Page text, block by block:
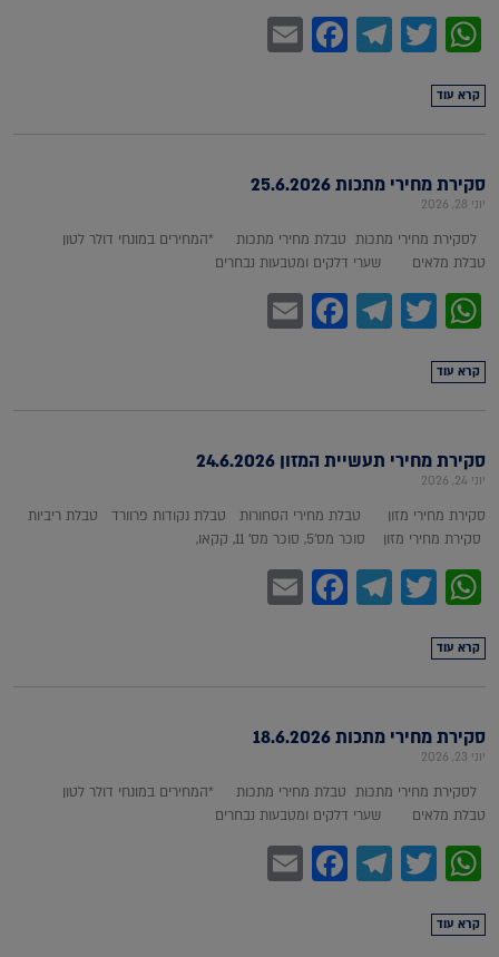
WhatsApp
Twitter
Telegram
Facebook
קרא עוד
סקירת מחירי מתכות 25.6.2026
יוני 28, 2026
לסקירת מחירי מתכות טבלת מחירי מתכות *המחירים במונחי דולר לטון
טבלת מלאים שערי דלקים ומטבעות נבחרים
WhatsApp
Twitter
Telegram
Facebook
קרא עוד
סקירת מחירי תעשיית המזון 24.6.2026
יוני 24, 2026
סקירת מחירי מזון טבלת מחירי הסחורות טבלת נקודות פרוורד טבלת ריביות
סקירת מחירי מזון סוכר מס'5, סוכר מס' 11, קקאו,
WhatsApp
Twitter
Telegram
Facebook
קרא עוד
סקירת מחירי מתכות 18.6.2026
יוני 23, 2026
לסקירת מחירי מתכות טבלת מחירי מתכות *המחירים במונחי דולר לטון
טבלת מלאים שערי דלקים ומטבעות נבחרים
WhatsApp
Twitter
Telegram
Facebook
קרא עוד